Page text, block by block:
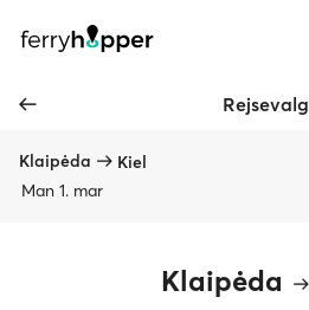
Rejsevalg
Klaipėda
Kiel
Man 1. mar
Klaipėda